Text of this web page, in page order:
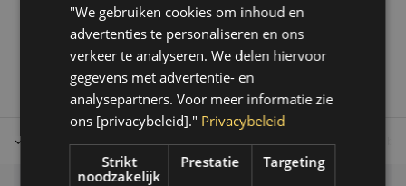
1
Tot 30 dagen retour sturen. Op werkdagen voor 14.00 uur
"We gebruiken cookies om inhoud en
advertenties te personaliseren en ons
verkeer te analyseren. We delen hiervoor
gegevens met advertentie- en
analysepartners. Voor meer informatie zie
ons [privacybeleid]." Privacybeleid
Strikt
noodzakelijk
Prestatie Targeting